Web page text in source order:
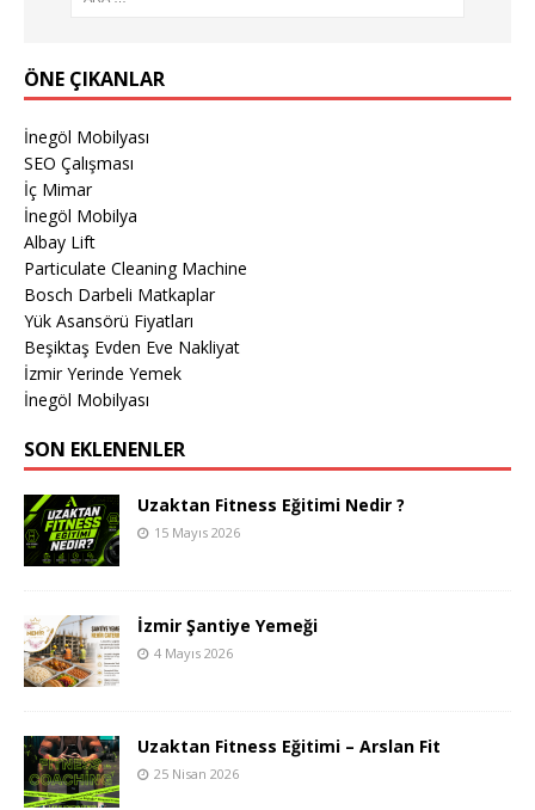
ÖNE ÇIKANLAR
İnegöl Mobilyası
SEO Çalışması
İç Mimar
İnegöl Mobilya
Albay Lift
Particulate Cleaning Machine
Bosch Darbeli Matkaplar
Yük Asansörü Fiyatları
Beşiktaş Evden Eve Nakliyat
İzmir Yerinde Yemek
İnegöl Mobilyası
SON EKLENENLER
Uzaktan Fitness Eğitimi Nedir ?
15 Mayıs 2026
İzmir Şantiye Yemeği
4 Mayıs 2026
Uzaktan Fitness Eğitimi – Arslan Fit
25 Nisan 2026